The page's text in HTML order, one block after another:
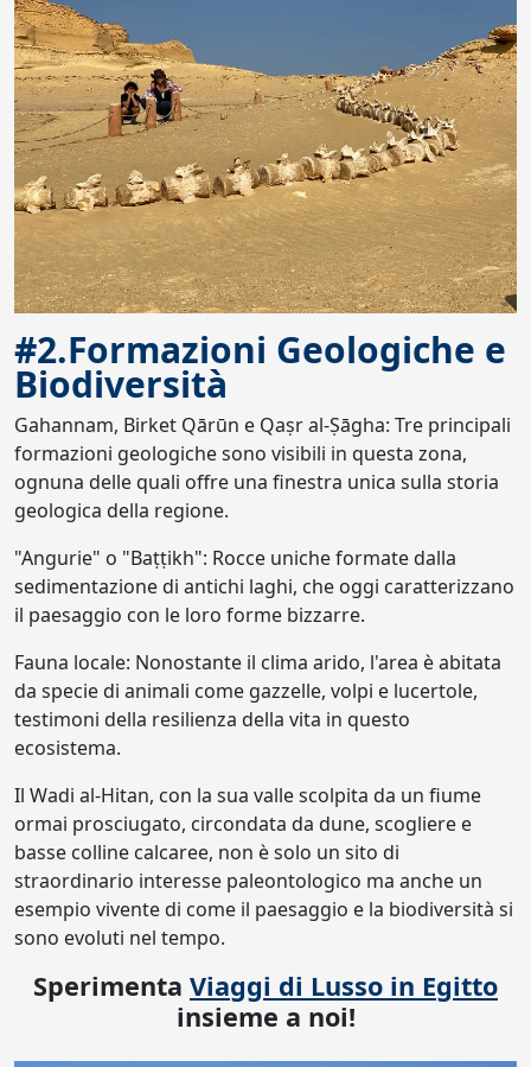
#2.Formazioni Geologiche e
Biodiversità
Gahannam, Birket Qārūn e Qaṣr al-Ṣāgha: Tre principali
formazioni geologiche sono visibili in questa zona,
ognuna delle quali offre una finestra unica sulla storia
geologica della regione.
"Angurie" o "Baṭṭikh": Rocce uniche formate dalla
sedimentazione di antichi laghi, che oggi caratterizzano
il paesaggio con le loro forme bizzarre.
Fauna locale: Nonostante il clima arido, l'area è abitata
da specie di animali come gazzelle, volpi e lucertole,
testimoni della resilienza della vita in questo
ecosistema.
Il Wadi al-Hitan, con la sua valle scolpita da un fiume
ormai prosciugato, circondata da dune, scogliere e
basse colline calcaree, non è solo un sito di
straordinario interesse paleontologico ma anche un
esempio vivente di come il paesaggio e la biodiversità si
sono evoluti nel tempo.
Sperimenta Viaggi di Lusso in Egitto
insieme a noi!